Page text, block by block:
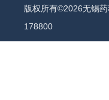
版权所有©2026无锡
178800